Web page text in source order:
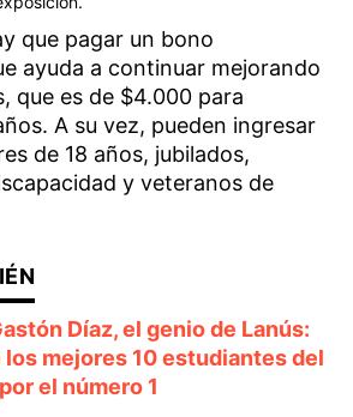
que pagar un bono
ayuda a continuar mejorando
que es de $4.000 para
A su vez, pueden ingresar
de 18 años, jubilados,
y veteranos de
Díaz, el genio de Lanús:
mejores 10 estudiantes del
el número 1